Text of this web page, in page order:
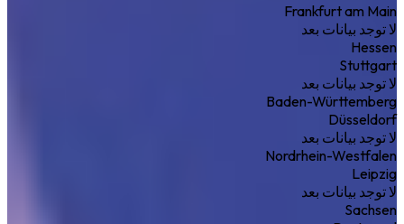
Frankfurt am Main
لا توجد بيانات بعد
Hessen
Stuttgart
لا توجد بيانات بعد
Baden-Württemberg
Düsseldorf
لا توجد بيانات بعد
Nordrhein-Westfalen
Leipzig
لا توجد بيانات بعد
Sachsen